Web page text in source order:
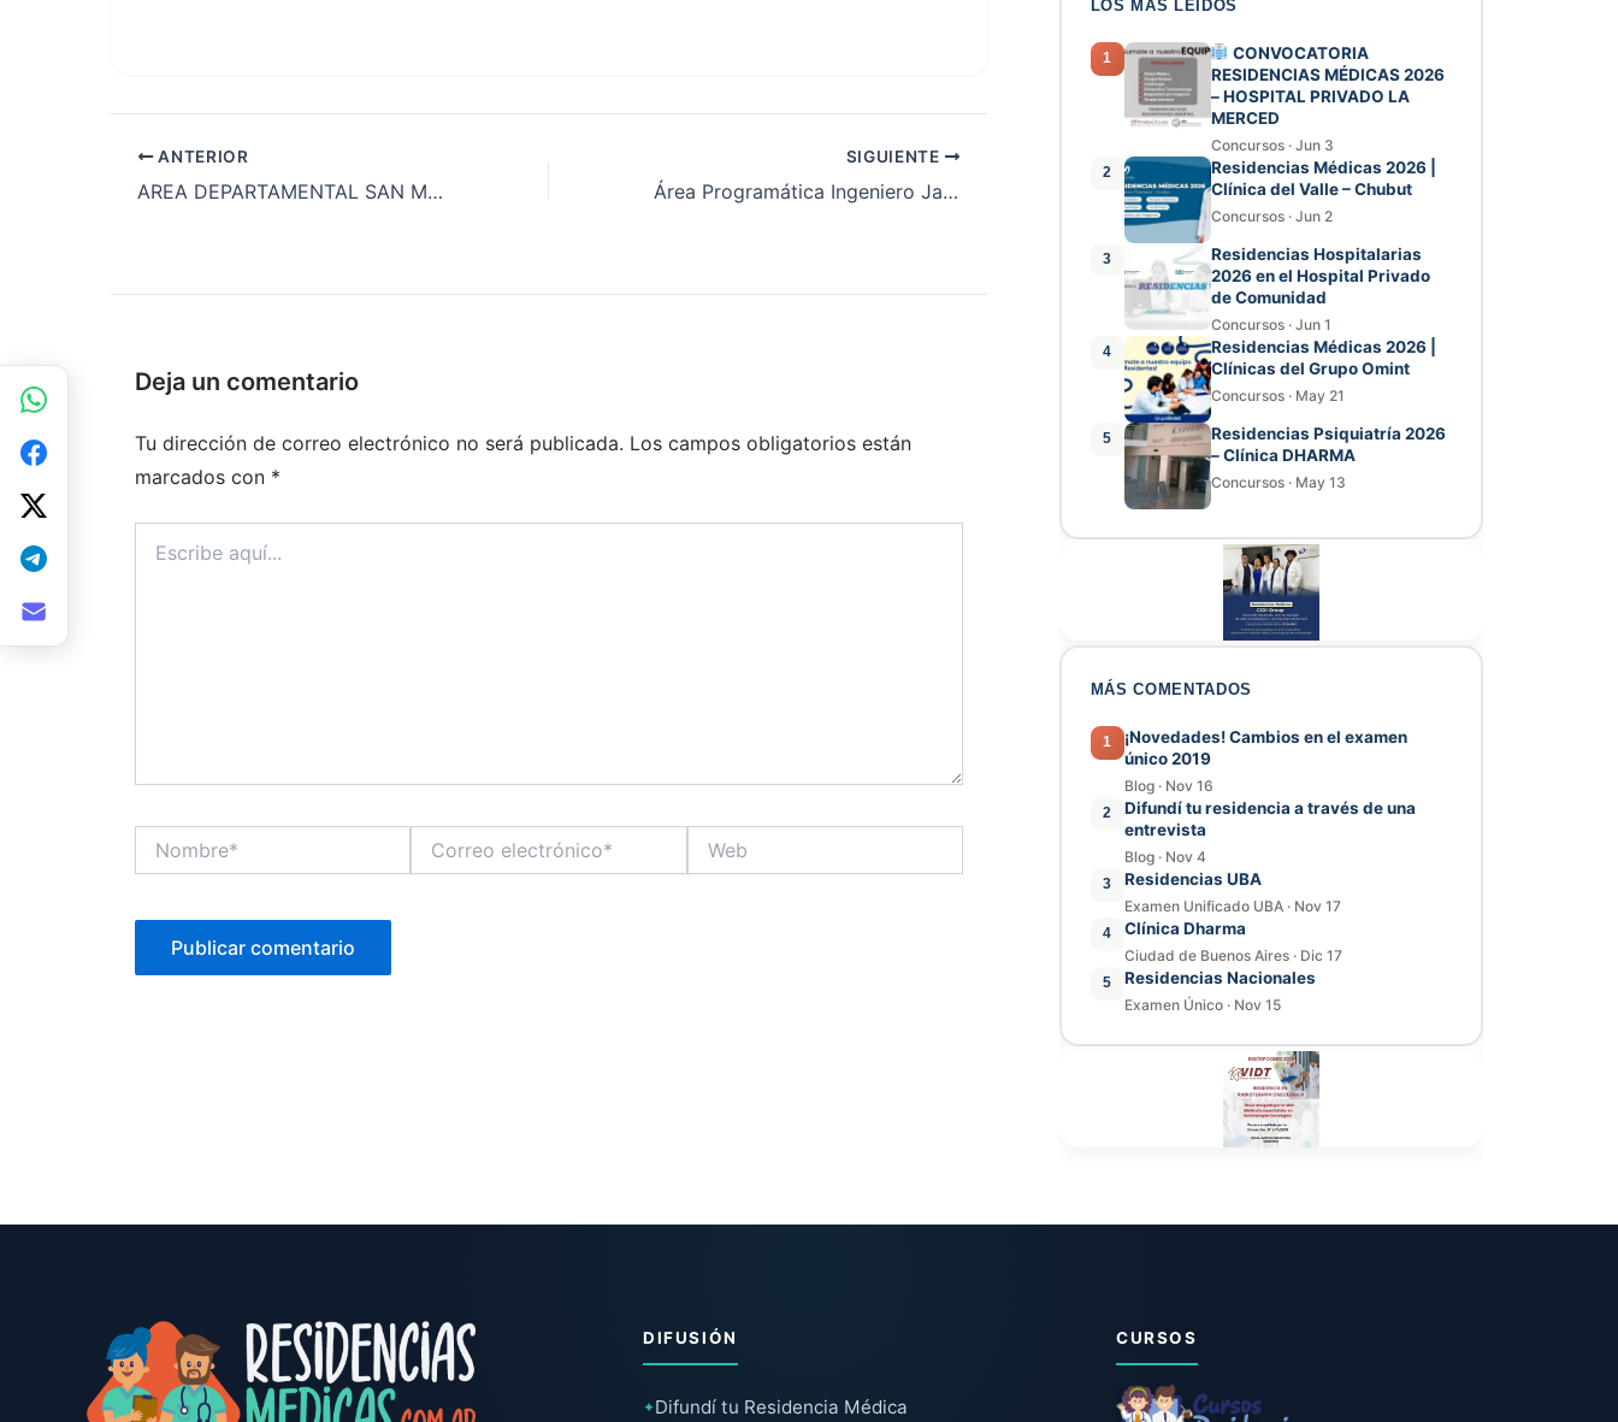
ANTERIOR
AREA DEPARTAMENTAL SAN MARTIN
SIGUIENTE
Área Programática Ingeniero Jacobacci
Deja un comentario
Tu dirección de correo electrónico no será publicada. Los campos obligatorios están
marcados con *
aquí...
electrónico*
LOS MÁS LEÍDOS
1
CONVOCATORIA
RESIDENCIAS MÉDICAS 2026
– HOSPITAL PRIVADO LA
MERCED
Concursos · Jun 3
2
Residencias Médicas 2026 |
Clínica del Valle – Chubut
Concursos · Jun 2
3
Residencias Hospitalarias
2026 en el Hospital Privado
de Comunidad
Concursos · Jun 1
4
Residencias Médicas 2026 |
Clínicas del Grupo Omint
Concursos · May 21
5
Residencias Psiquiatría 2026
– Clínica DHARMA
Concursos · May 13
MÁS COMENTADOS
1
¡Novedades! Cambios en el examen
único 2019
Blog · Nov 16
2
Difundí tu residencia a través de una
entrevista
Blog · Nov 4
3 Residencias UBA
Examen Unificado UBA · Nov 17
4 Clínica Dharma
Ciudad de Buenos Aires · Dic 17
5 Residencias Nacionales
Examen Único · Nov 15
DIFUSIÓN
✦Difundí tu Residencia Médica
CURSOS